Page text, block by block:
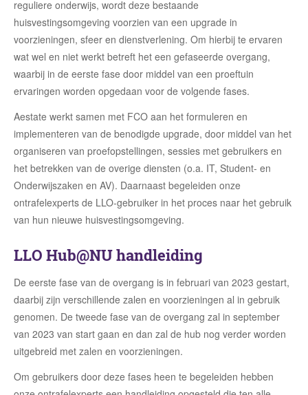
ervaringen worden opgedaan voor de volgende fases.
Aestate werkt samen met FCO aan het formuleren en
implementeren van de benodigde upgrade, door middel van het
organiseren van proefopstellingen, sessies met gebruikers en
het betrekken van de overige diensten (o.a. IT, Student- en
Onderwijszaken en AV). Daarnaast begeleiden onze
ontrafelexperts de LLO-gebruiker in het proces naar het gebruik
van hun nieuwe huisvestingsomgeving.
LLO Hub@NU handleiding
De eerste fase van de overgang is in februari van 2023 gestart,
daarbij zijn verschillende zalen en voorzieningen al in gebruik
van 2023 van start gaan en dan zal de hub nog verder worden
uitgebreid met zalen en voorzieningen.
Om gebruikers door deze fases heen te begeleiden hebben
onze ontrafelexperts een handleiding opgesteld die ten alle
tijden kan worden geraadpleegd door de gebruikers van de LLO
hub. De handleiding bevat plattegronden, afspraken en biedt
hulp bij het gebruiken van services van de LLO Hub@NU. Op
die manier kan er optimaal gebruik gemaakt worden van alle